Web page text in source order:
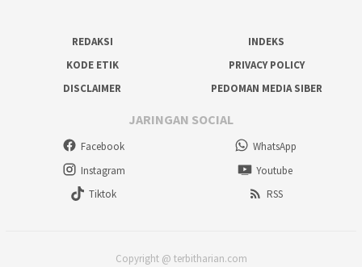
REDAKSI
INDEKS
KODE ETIK
PRIVACY POLICY
DISCLAIMER
PEDOMAN MEDIA SIBER
JARINGAN SOCIAL
Facebook
WhatsApp
Instagram
Youtube
Tiktok
RSS
Copyright @ terbitharian.com